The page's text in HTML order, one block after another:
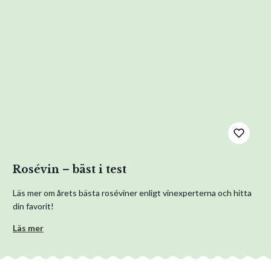
Rosévin – bäst i test
Läs mer om årets bästa roséviner enligt vinexperterna och hitta
din favorit!
Läs mer